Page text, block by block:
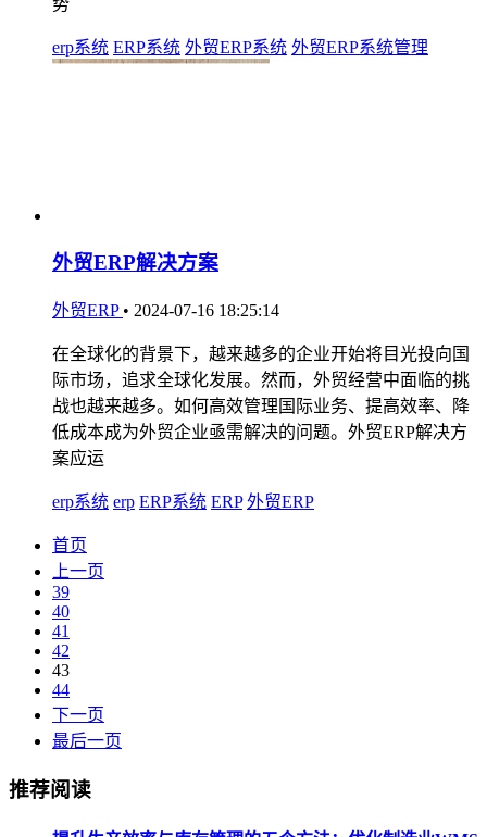
erp系统 ERP系统 外贸ERP系统 外贸ERP系统管理
外贸ERP解决方案
外贸ERP • 2024-07-16 18:25:14
在全球化的背景下，越来越多的企业开始将目光投向国
际市场，追求全球化发展。然而，外贸经营中面临的挑
战也越来越多。如何高效管理国际业务、提高效率、降
低成本成为外贸企业亟需解决的问题。外贸ERP解决方
案应运
erp系统 erp ERP系统 ERP 外贸ERP
首页
上一页
39
40
41
42
43
44
下一页
最后一页
推荐阅读